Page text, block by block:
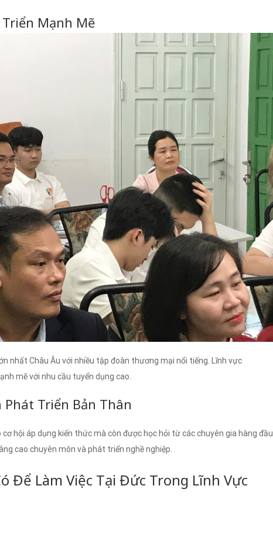
Mạnh Mẽ
nhất Châu Âu với nhiều tập đoàn thương mại nổi tiếng. Lĩnh vực
mẽ với nhu cầu tuyển dụng cao.
Phát Triển Bản Thân
cơ hội áp dụng kiến thức mà còn được học hỏi từ các chuyên gia hàng đầu
cao chuyên môn và phát triển nghề nghiệp.
Để Làm Việc Tại Đức Trong Lĩnh Vực